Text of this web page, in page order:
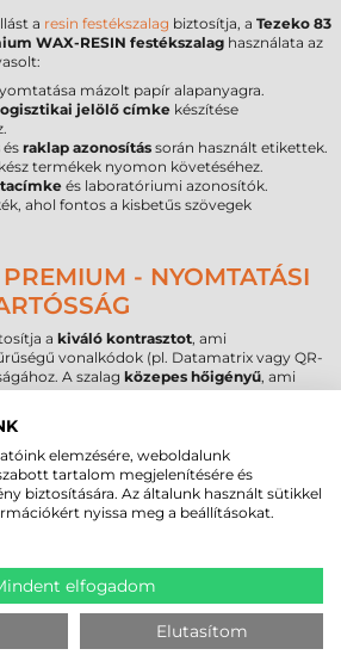
a resin festékszalag biztosítja, a Tezeko 83
WAX-RESIN festékszalag használata az
mázolt papír alapanyagra.
jelölő címke készítése
és raklap azonosítás során használt etikettek.
termékek nyomon követéséhez.
és laboratóriumi azonosítók.
ahol fontos a kisbetűs szövegek
- NYOMTATÁSI
a kiváló kontrasztot, ami
vonalkódok (pl. Datamatrix vagy QR-
A szalag közepes hőigényű, ami
kímélését, elkerülve az extrém magas
Megfelelő beállítások mellett
nedvesebb raktári körülmények között is
szakmai tanács: a festékszalag szélessége
milliméterrel nagyobb, mint a címke
szalag és a címke azonos szélességű, a címke
a nyomtatófejen, ami hosszú távon
X 450 M TZ250 PREMIUM
KINEK AJÁNLOTT?
elemzésére, weboldalunk
tartalom megjelenítésére és
biztosítására. Az általunk használt sütikkel
nyissa meg a beállításokat.
elfogadom
Elutasítom